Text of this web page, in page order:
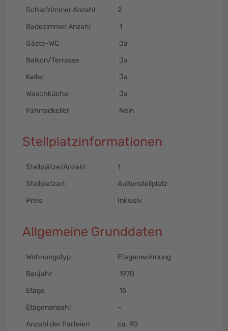
Schlafzimmer Anzahl
2
Badezimmer Anzahl
1
Gäste-WC
Ja
Balkon/Terrasse
Ja
Keller
Ja
Waschküche
Ja
Fahrradkeller
Nein
Stellplatzinformationen
Stellplätze/Anzahl
1
Stellplatzart
Außenstellplatz
Preis
Inklusiv
Allgemeine Grunddaten
Wohnungstyp
Etagenwohnung
Baujahr
1970
Etage
15
Etagenanzahl
–
Anzahl der Parteien
ca. 90